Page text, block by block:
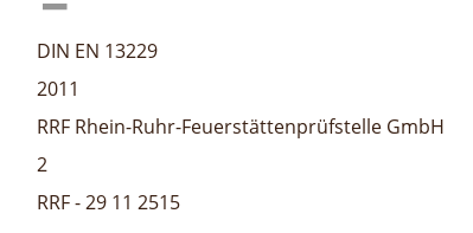
DIN EN 13229
2011
RRF Rhein-Ruhr-Feuerstättenprüfstelle GmbH
2
RRF - 29 11 2515